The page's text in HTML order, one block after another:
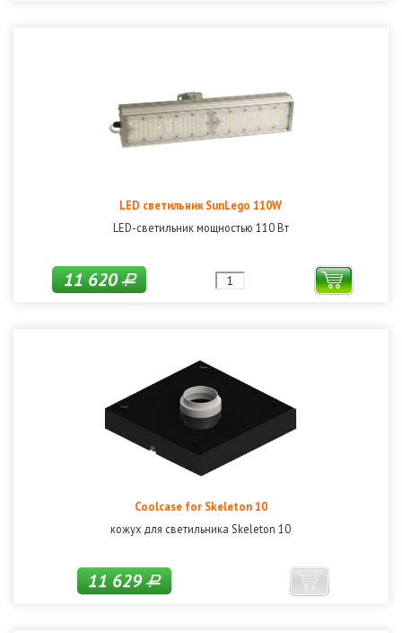
LED светильник SunLego 110W
LED-светильник мощностью 110 Вт
11 620Р
Coolcase for Skeleton 10
кожух для светильника Skeleton 10
11 629Р